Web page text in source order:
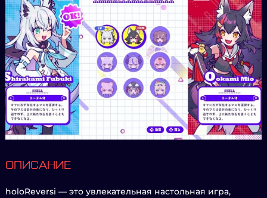
ОПИСАНИЕ
holoReversi — это увлекательная настольная игра,